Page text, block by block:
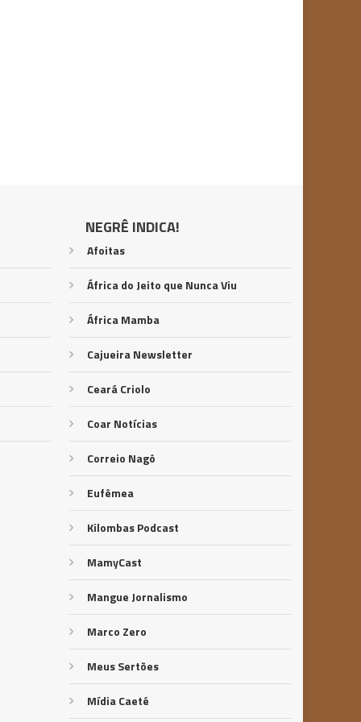
NEGRÊ INDICA!
Afoitas
África do Jeito que Nunca Viu
África Mamba
Cajueira Newsletter
Ceará Criolo
Coar Notícias
Correio Nagô
Eufêmea
Kilombas Podcast
MamyCast
Mangue Jornalismo
Marco Zero
Meus Sertões
Mídia Caeté